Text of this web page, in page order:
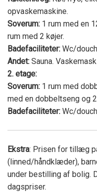
opvaskemaskine.
Soverum: 1 rum med en
rum med 2 køjer.
Badefaciliteter: Wc/
Andet: Sauna.
2. etage:
Soverum: 1 rum med
med en dobbeltseng og
Badefaciliteter: Wc/
Ekstra: Prisen for tillæg
(linned/håndklæder),
under bestilling af bolig.
dagspriser.